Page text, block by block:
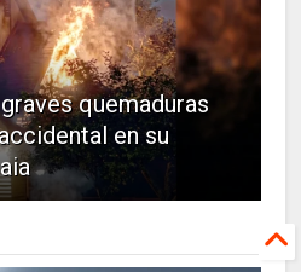
quemaduras
en su